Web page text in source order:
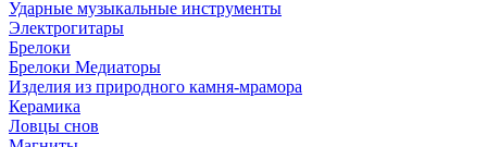
Ударные музыкальные инструменты
Электрогитары
Брелоки
Брелоки Медиаторы
Изделия из природного камня-мрамора
Керамика
Ловцы снов